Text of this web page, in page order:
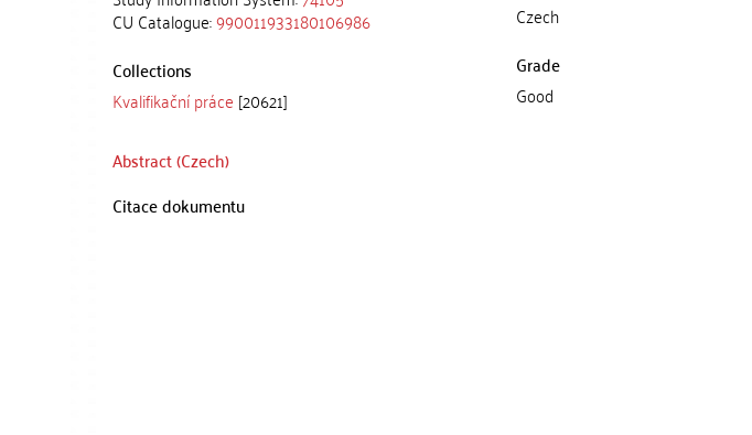
CU Catalogue:990011933180106986
Collections
Kvalifikační práce [20621]
Czech
Grade
Good
Abstract (Czech)
Citace dokumentu